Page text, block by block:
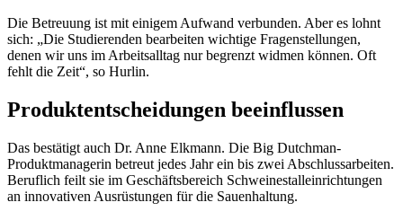
Die Betreuung ist mit einigem Aufwand verbunden. Aber es lohnt
sich: „Die Studierenden bearbeiten wichtige Fragenstellungen,
denen wir uns im Arbeitsalltag nur begrenzt widmen können. Oft
fehlt die Zeit“, so Hurlin.
Produktentscheidungen beeinflussen
Das bestätigt auch Dr. Anne Elkmann. Die Big Dutchman-
Produktmanagerin betreut jedes Jahr ein bis zwei Abschlussarbeiten.
Beruflich feilt sie im Geschäftsbereich Schweinestalleinrichtungen
an innovativen Ausrüstungen für die Sauenhaltung.